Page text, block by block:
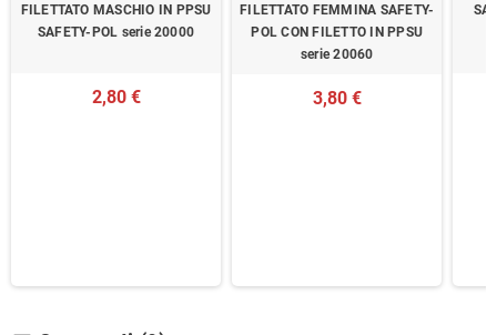
FILETTATO MASCHIO IN PPSU
SAFETY-POL serie 20000
2,80 €
FILETTATO FEMMINA SAFETY-
POL CON FILETTO IN PPSU
serie 20060
3,80 €